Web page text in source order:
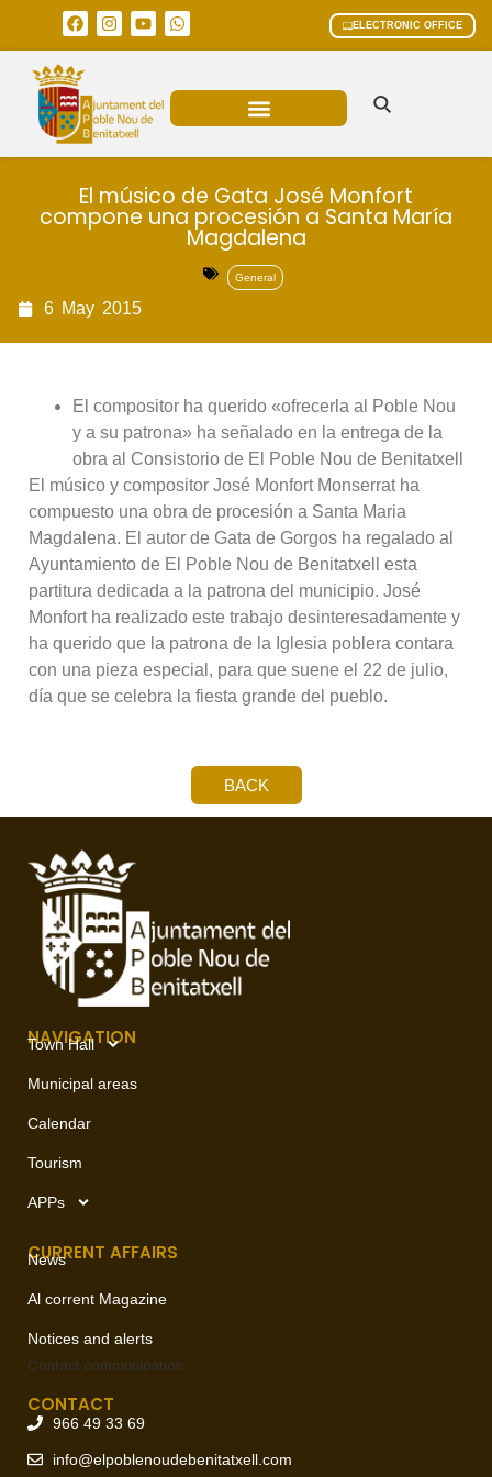
ELECTRONIC OFFICE
El músico de Gata José Monfort
compone una procesión a Santa María
Magdalena
General
6 May 2015
El compositor ha querido «ofrecerla al Poble Nou
y a su patrona» ha señalado en la entrega de la
obra al Consistorio de El Poble Nou de Benitatxell
El músico y compositor José Monfort Monserrat ha
compuesto una obra de procesión a Santa Maria
Magdalena. El autor de Gata de Gorgos ha regalado al
Ayuntamiento de El Poble Nou de Benitatxell esta
partitura dedicada a la patrona del municipio. José
Monfort ha realizado este trabajo desinteresadamente y
ha querido que la patrona de la Iglesia poblera contara
con una pieza especial, para que suene el 22 de julio,
día que se celebra la fiesta grande del pueblo.
BACK
NAVIGATION
Town Hall
Municipal areas
Calendar
Tourism
APPs
CURRENT AFFAIRS
News
Al corrent Magazine
Notices and alerts
Contact communication
CONTACT
966 49 33 69
info@elpoblenoudebenitatxell.com